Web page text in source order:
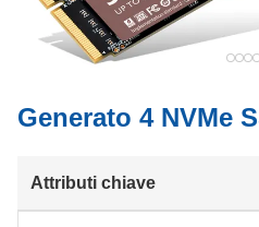
Generato 4 NVMe
Attributi chiave